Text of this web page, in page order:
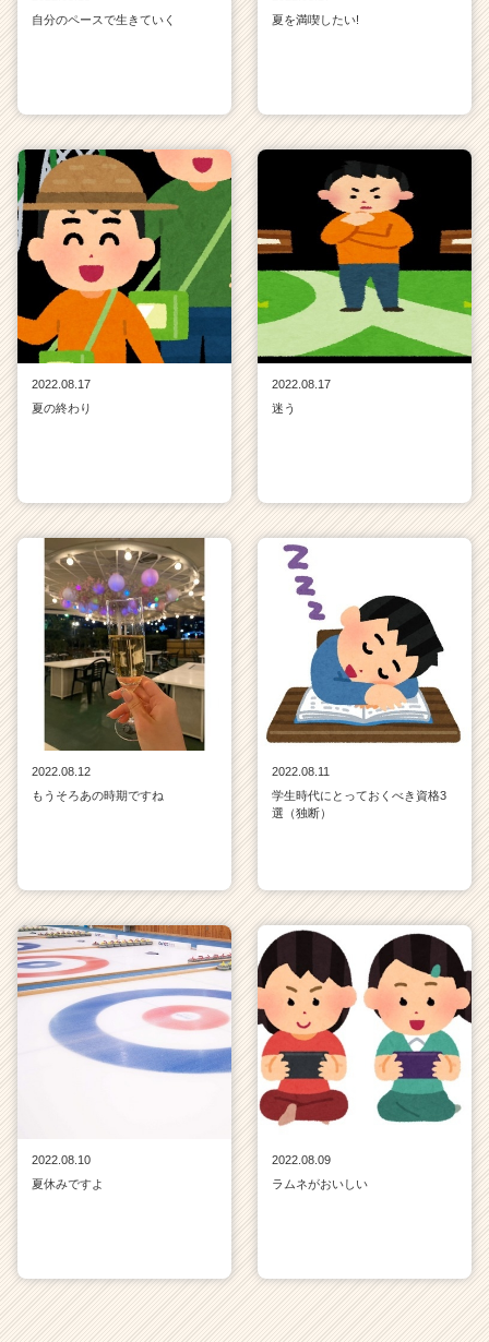
自分のペースで生きていく
夏を満喫したい!
2022.08.17
夏の終わり
2022.08.17
迷う
2022.08.12
もうそろあの時期ですね
2022.08.11
学生時代にとっておくべき資格3
選（独断）
2022.08.10
夏休みですよ
2022.08.09
ラムネがおいしい